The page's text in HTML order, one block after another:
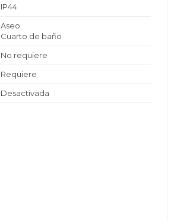
IP44
Aseo
Cuarto de baño
No requiere
Requiere
Desactivada